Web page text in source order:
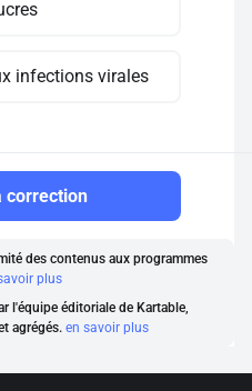
infections virales
correction
des contenus aux programmes
plus
l'équipe éditoriale de Kartable,
agrégés. en savoir plus